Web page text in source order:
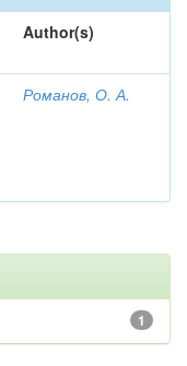
Author(s)
Романов, О. А.
1